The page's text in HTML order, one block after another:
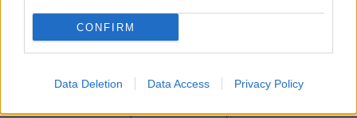
CONFIRM
Data Deletion Data Access Privacy Policy
E-mail cím
szabályzatot!
FELIRATKOZÁS